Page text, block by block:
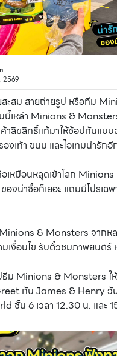
2569
สะสม สายถ่ายรูป หรือทีม
เหล่า Minions &
ลิขสิทธิ์แท้มาให้ช้อปกันแบบ
งเท้า ขนม และไอเทมน่ารักอี
อเหมือนหลุดเข้าโลก Minions
งน่าซื้อก็เยอะ แถมมีโปรเฉ
& Monsters จากห
เงื่อนไข รับตั๋วชมภาพยนต
ม Minions & Monsters ใ
กับ James & Henry วั
ชั้น 6 เวลา 12.30 น. และ